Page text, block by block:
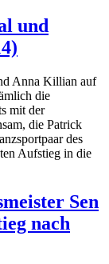
und
Anna Killian auf
die
mit der
die Patrick
des
Aufstieg in die
Sen
nach